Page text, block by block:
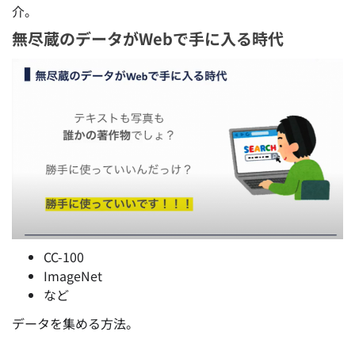
介。
無尽蔵のデータがWebで手に入る時代
CC-100
ImageNet
など
データを集める方法。